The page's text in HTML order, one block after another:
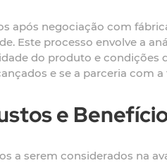
após negociação com
Este processo envolve a
do produto e
e se a parceria com
e
a serem considerados na